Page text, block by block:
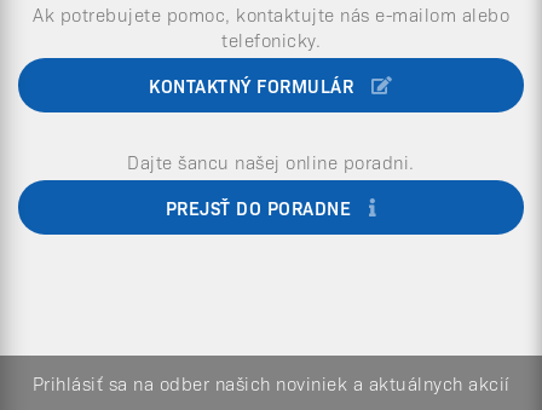
Ak potrebujete pomoc, kontaktujte nás e-mailom alebo
telefonicky.
KONTAKTNÝ FORMULÁR
Dajte šancu našej online poradni.
PREJSŤ DO PORADNE
Prihlásiť sa na odber našich noviniek a aktuálnych akcií